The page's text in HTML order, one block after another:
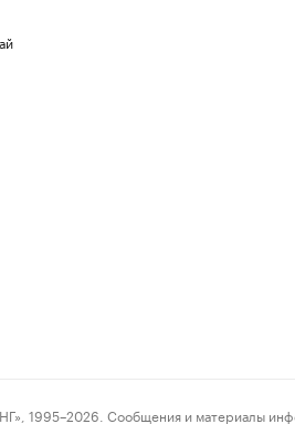
Сообщения и материалы